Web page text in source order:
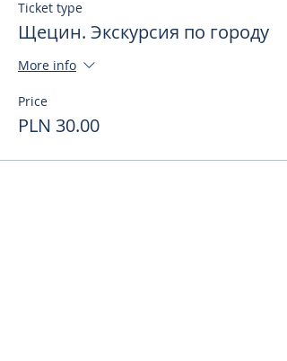
Ticket type
Щецин. Экскурсия по городу
More info
Price
PLN 30.00